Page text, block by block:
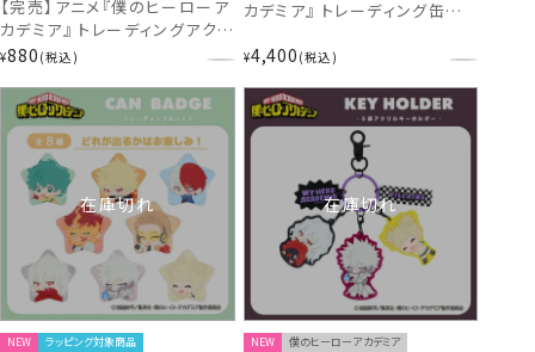
【完売】アニメ『僕のヒーローア
カデミア』 トレーディングアクリ
ルスタンド 僕のヒーローアカデ
¥880 税込
カデミア』 トレーディング缶バッ
のヒーローアカデミア
¥4,400 税込
在庫切れ
NEW
ラッピング対象商品
在庫切れ
NEW 僕のヒーローアカデミア